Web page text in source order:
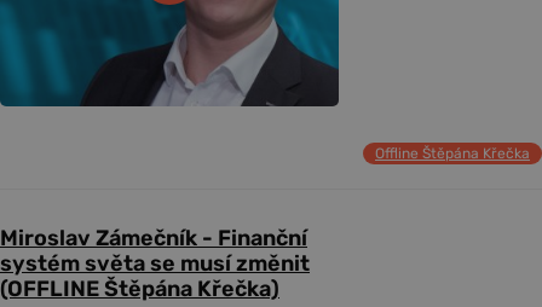
Offline Štěpána Křečka
Miroslav Zámečník - Finanční
systém světa se musí změnit
(OFFLINE Štěpána Křečka)